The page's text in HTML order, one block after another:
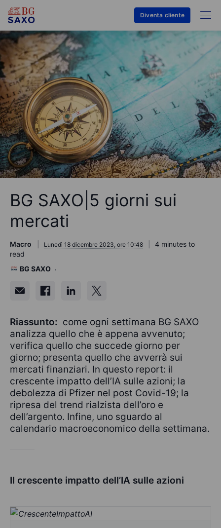
Diventa cliente
BG SAXO|5 giorni sui
mercati
Macro Lunedì 18 dicembre 2023, ore 10:48
4 minutes to
read
BG SAXO
Riassunto: come ogni settimana BG SAXO
analizza quello che è appena avvenuto;
verifica quello che succede giorno per
giorno; presenta quello che avverrà sui
mercati finanziari. In questo report: il
crescente impatto dell’IA sulle azioni; la
debolezza di Pfizer nel post Covid-19; la
ripresa del trend rialzista dell’oro e
dell’argento. Infine, uno sguardo al
calendario macroeconomico della settimana.
Il crescente impatto dell’IA sulle azioni